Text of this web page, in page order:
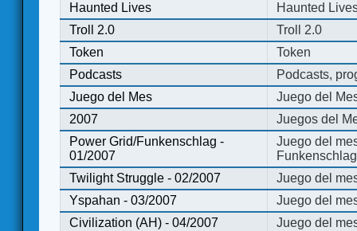
Haunted Lives
Haunted
Troll 2.0
Troll 2.0
Token
Token
Podcasts
Podcasts,
Juego del Mes
Juego del
2007
Juegos del
Power Grid/Funkenschlag -
01/2007
Juego del
Twilight Struggle - 02/2007
Juego del
Yspahan - 03/2007
Juego del
Civilization (AH) - 04/2007
Juego del